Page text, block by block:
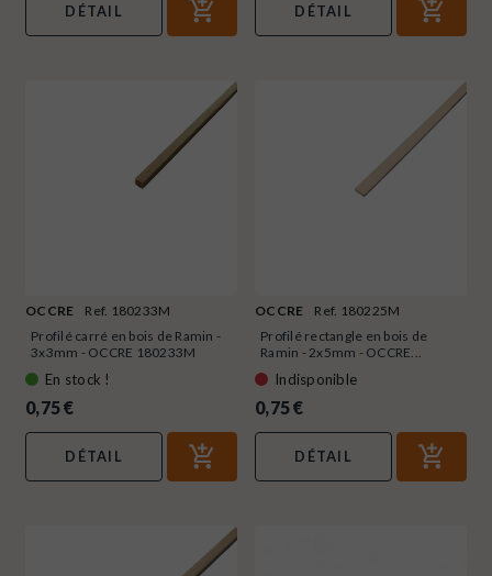
DÉTAIL DÉTAIL
OCCRE
Ref. 180233M
Profilé carré en bois de Ramin -
3x3mm - OCCRE 180233M
En stock !
0,75 €
DÉTAIL
OCCRE
Ref. 180225M
Profilé rectangle en bois de
Ramin - 2x5mm - OCCRE...
Indisponible
0,75 €
DÉTAIL